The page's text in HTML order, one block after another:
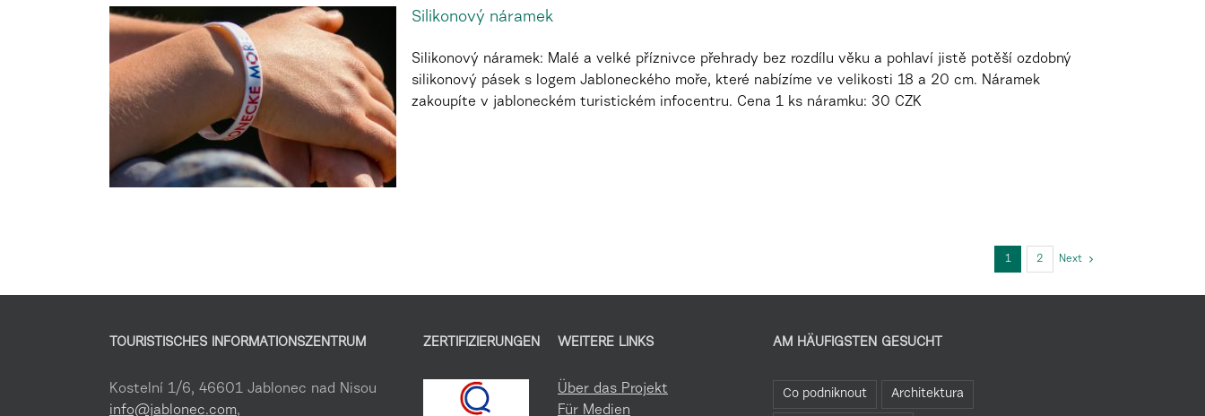
Silikonový náramek
Silikonový náramek: Malé a velké příznivce přehrady bez rozdílu věku a pohlaví jistě potěší ozdobný
silikonový pásek s logem Jabloneckého moře, které nabízíme ve velikosti 18 a 20 cm. Náramek
zakoupíte v jabloneckém turistickém infocentru. Cena 1 ks náramku: 30 CZK
1 2 Next
TOURISTISCHES INFORMATIONSZENTRUM
Kostelní 1/6, 46601 Jablonec nad Nisou
info@jablonec.com,
ZERTIFIZIERUNGEN WEITERE LINKS
Über das Projekt
Für Medien
AM HÄUFIGSTEN GESUCHT
Co podniknout Architektura